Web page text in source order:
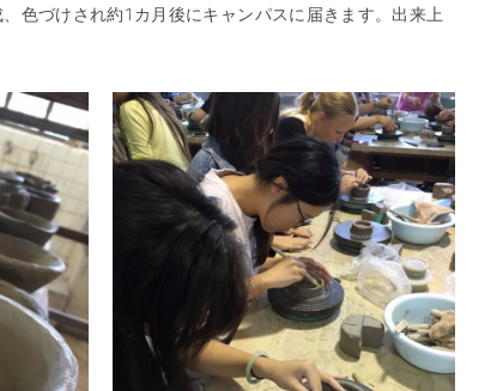
色づけされ約1カ月後にキャンパスに届きます。出来上